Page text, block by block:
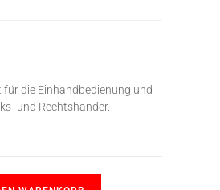
für die Einhandbedienung und
und Rechtshänder.